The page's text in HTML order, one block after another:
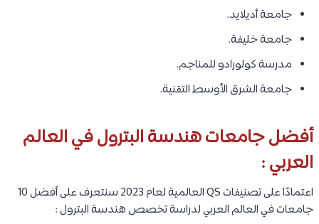
جامعة أديلايد.
جامعة خليفة.
مدرسة كولورادو للمناجم.
جامعة الشرق الأوسط التقنية.
أفضل جامعات هندسة البترول في العالم
العربي :
اعتمادًا على تصنيفات QS العالمية لعام 2023 سنتعرف على أفضل 10
جامعات في العالم العربي لدراسة تخصص هندسة البترول :